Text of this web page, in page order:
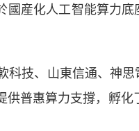
國産化人工智能算力底
技、山東信通、神思
供普惠算力支撐，孵化